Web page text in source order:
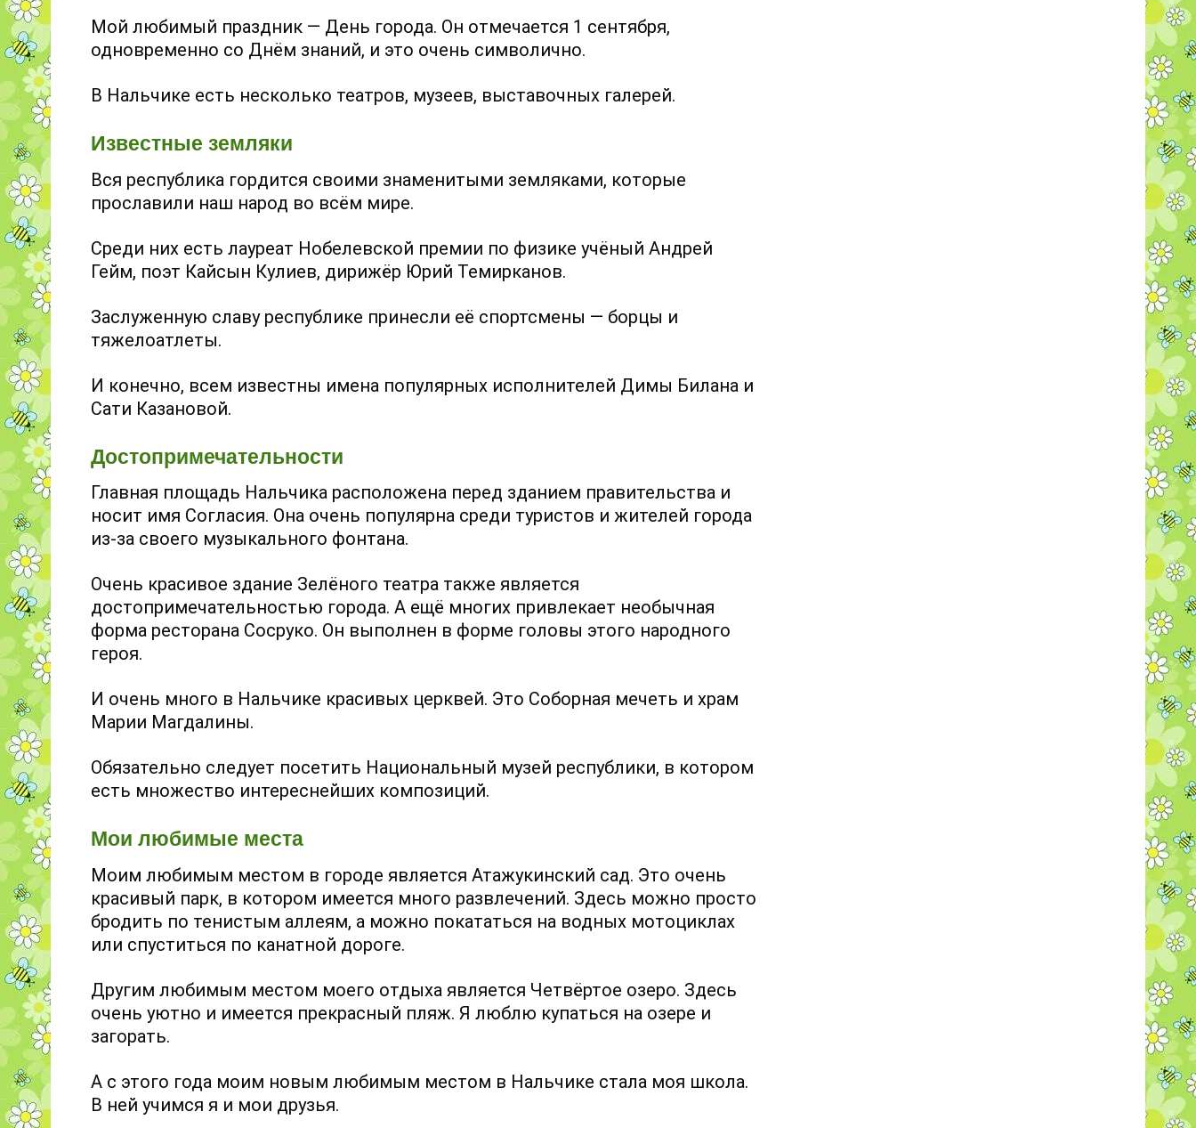
Мой любимый праздник — День города. Он отмечается 1 сентября,
одновременно со Днём знаний, и это очень символично.
В Нальчике есть несколько театров, музеев, выставочных галерей.
Известные земляки
Вся республика гордится своими знаменитыми земляками, которые
прославили наш народ во всём мире.
Среди них есть лауреат Нобелевской премии по физике учёный Андрей
Гейм, поэт Кайсын Кулиев, дирижёр Юрий Темирканов.
Заслуженную славу республике принесли её спортсмены — борцы и
тяжелоатлеты.
И конечно, всем известны имена популярных исполнителей Димы Билана и
Сати Казановой.
Достопримечательности
Главная площадь Нальчика расположена перед зданием правительства и
носит имя Согласия. Она очень популярна среди туристов и жителей города
из-за своего музыкального фонтана.
Очень красивое здание Зелёного театра также является
достопримечательностью города. А ещё многих привлекает необычная
форма ресторана Сосруко. Он выполнен в форме головы этого народного
героя.
И очень много в Нальчике красивых церквей. Это Соборная мечеть и храм
Марии Магдалины.
Обязательно следует посетить Национальный музей республики, в котором
есть множество интереснейших композиций.
Мои любимые места
Моим любимым местом в городе является Атажукинский сад. Это очень
красивый парк, в котором имеется много развлечений. Здесь можно просто
бродить по тенистым аллеям, а можно покататься на водных мотоциклах
или спуститься по канатной дороге.
Другим любимым местом моего отдыха является Четвёртое озеро. Здесь
очень уютно и имеется прекрасный пляж. Я люблю купаться на озере и
загорать.
А с этого года моим новым любимым местом в Нальчике стала моя школа.
В ней учимся я и мои друзья.